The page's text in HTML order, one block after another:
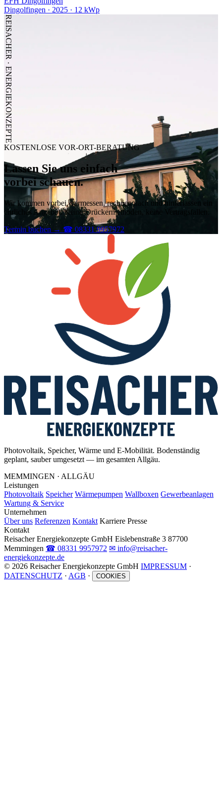
Dingolfingen · 2025 · 12 kWp
REISACHER · ENERGIEKONZEPTE
KOSTENLOSE VOR-ORT-BERATUNG
Lassen Sie uns einfach
vorbei schauen.
Wir kommen vorbei, vermessen, rechnen nach und hinterlassen ein
ehrliches Angebot. Keine Drückermethoden, keine Vertragsfallen.
Termin buchen → ☎ 08331 9957972
Photovoltaik, Speicher, Wärme und E-Mobilität. Bodenständig
geplant, sauber umgesetzt — im gesamten Allgäu.
MEMMINGEN · ALLGÄU
Leistungen
Photovoltaik Speicher Wärmepumpen Wallboxen Gewerbeanlagen
Wartung & Service
Unternehmen
Über uns Referenzen Kontakt Karriere Presse
Kontakt
Reisacher Energiekonzepte GmbH Eislebenstraße 3 87700
Memmingen ☎ 08331 9957972 ✉ info@reisacher-
energiekonzepte.de
© 2026 Reisacher Energiekonzepte GmbH IMPRESSUM ·
DATENSCHUTZ · AGB · COOKIES